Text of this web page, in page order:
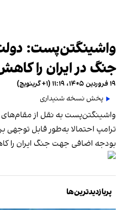
واشینگتن‌پست:
جنگ در ایران را
۱۹ فروردین ۱۴۰۵، ۱۱:۱۹ (‎+۱ گرینویچ)
پخش نسخه شنیداری
واشینگتن‌پست به نقل از مقام‌های
ترامپ احتمالا به‌طور قابل توجهی
بودجه اضافی جهت جنگ ایران را
پربازدیدترین‌ها